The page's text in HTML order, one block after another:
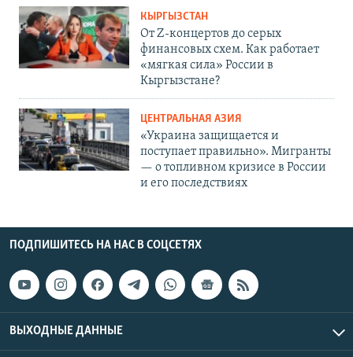
КЫРГЫЗСТАН
От Z-концертов до серых
финансовых схем. Как работает
«мягкая сила» России в
Кыргызстане?
ЦЕНТРАЛЬНАЯ АЗИЯ
«Украина защищается и
поступает правильно». Мигранты
— о топливном кризисе в России
и его последствиях
ПОДПИШИТЕСЬ НА НАС В СОЦСЕТЯХ
ВЫХОДНЫЕ ДАННЫЕ